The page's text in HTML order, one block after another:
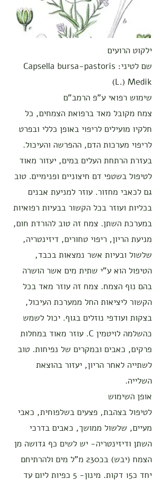
ילקוט הרועים
שם לטיני: Capsella bursa-pastoris
(L.) Medik
שימוש רפואי ע"פ הרמב"ם
צמח מקובל מאד ברפואת הצמחים, כל
חלקיו מועילים לריפוי באופן כללי ובפרט
לריפוי מערכות הדם, ההפרשה והעיכול.
בעזרת הרתחת העלים במים, יעזור מאוד
לטיפול בשטפי דם חיצוניים ופנימיים. טוב
גם לכאבי מחזור. עוזר למניעת אבנים
בכליות ועוזר בכל הקשור בבעיות רפואיות
במערכת השתן. צמח זה טוב להורדת חום,
מניעת הריון, ריפוי טחורים, דיזינטריה,
שלשול ובעיות אשר נמצאות בכבד,
הטיפול הוא ע"י שתית מים אשר הושרה
בהם נוף הצמח. צמח זה עוזר מאד בכל
הקשור ליציאות החל ממערכת העיכול,
בצקות ועודפי נוזלים בגוף. יכול לשמש
כהשלמה לויטמין C. עוזר מאוד במחלות
פרקים, כאבים ובמקרים של נפיחות. טוב
לשתייה לאחר הריון, יעזור בהוצאת
השלייה.
אופן השימוש
לטיפול בצהבת, פצעים בשלפוחית, כאבי
מעיים, שלשול ממושך, כאבים בדרכי
השתן ודיזינטריה- יש לשים כף גדושה מן
הצמח (יבש) בכ230 מ"ל מים ולהרתיחם
יחד כ15 דקות. מינון- 5 כפיות ליום עד